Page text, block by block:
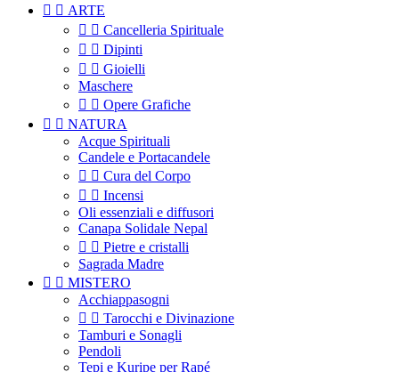
  ARTE
  Cancelleria Spirituale
  Dipinti
  Gioielli
Maschere
  Opere Grafiche
  NATURA
Acque Spirituali
Candele e Portacandele
  Cura del Corpo
  Incensi
Oli essenziali e diffusori
Canapa Solidale Nepal
  Pietre e cristalli
Sagrada Madre
  MISTERO
Acchiappasogni
  Tarocchi e Divinazione
Tamburi e Sonagli
Pendoli
Tepi e Kuripe per Rapé